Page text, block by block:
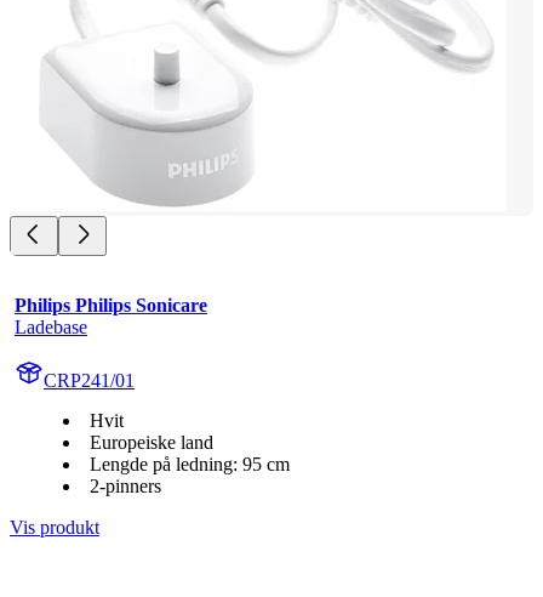
Philips Philips Sonicare
Ladebase
CRP241/01
Hvit
Europeiske land
Lengde på ledning: 95 cm
2-pinners
Vis produkt